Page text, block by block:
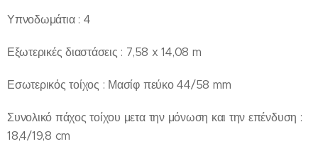
Υπνοδωμάτια : 4
Ε¨ξωτερικές διαστάσεις : 7,58 x 14,08 m
Εσωτερικός τοίχος : Μασίφ πεύκο 44/58 mm
Συνολικό πάχος τοίχου μετα την μόνωση και την επένδυση :
18,4/19,8 cm